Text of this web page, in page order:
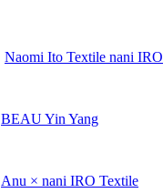
Naomi Ito Textile nani IRO
BEAU Yin Yang
Anu × nani IRO Textile